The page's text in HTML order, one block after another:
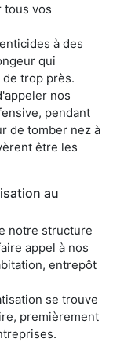
tous vos
à des
qui
trop près.
nos
pendant
de tomber nez à
être les
au
notre structure
appel à nos
entrepôt
se trouve
premièrement